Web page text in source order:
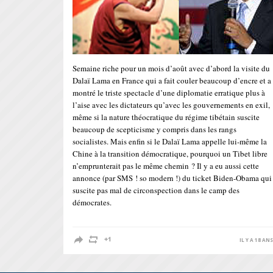
Semaine riche pour un mois d’août avec d’abord la visite du
Dalaï Lama en France qui a fait couler beaucoup d’encre et a
montré le triste spectacle d’une diplomatie erratique plus à
l’aise avec les dictateurs qu’avec les gouvernements en exil,
même si la nature théocratique du régime tibétain suscite
beaucoup de scepticisme y compris dans les rangs
socialistes. Mais enfin si le Dalaï Lama appelle lui-même la
Chine à la transition démocratique, pourquoi un Tibet libre
n’emprunterait pas le même chemin ? Il y a eu aussi cette
annonce (par SMS ! so modern !) du ticket Biden-Obama qui
suscite pas mal de circonspection dans le camp des
démocrates.
IL Y A 18 ANS